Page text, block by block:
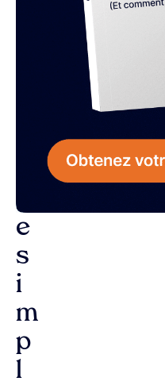
s
e
s
i
m
p
l